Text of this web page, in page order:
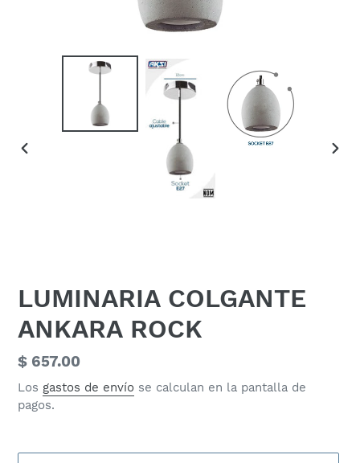
LUMINARIA COLGANTE
ANKARA ROCK
Precio
habitual
$ 657.00
Los gastos de envío se calculan en la pantalla de
pagos.